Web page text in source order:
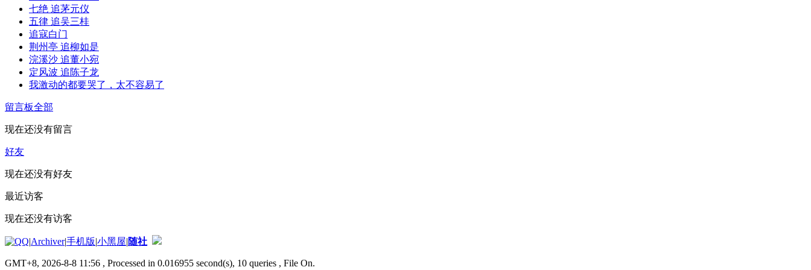
七绝 追茅元仪
五律 追吴三桂
追寇白门
荆州亭 追柳如是
浣溪沙 追董小宛
定风波 追陈子龙
我激动的都要哭了，太不容易了
留言板全部
现在还没有留言
好友
现在还没有好友
最近访客
现在还没有访客
|Archiver|手机版|小黑屋|随社
GMT+8, 2026-8-8 11:56 , Processed in 0.016955 second(s), 10 queries , File On.